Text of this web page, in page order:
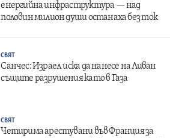
енергийна инфраструктура — над
половин милион души останаха без ток
СВЯТ
Санчес: Израел иска да нанесе на Ливан
същите разрушения като в Газа
СВЯТ
Четирима арестувани във Франция за